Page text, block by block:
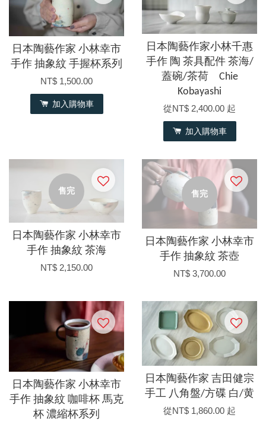
日本陶藝作家 小林幸市
手作 抽象紋 手握杯系列
NT$ 1,500.00
加入購物車
日本陶藝作家小林千惠
手作 陶 茶具配件 茶海/
蓋碗/茶荷 Chie
Kobayashi
從NT$ 2,400.00 起
加入購物車
售完
日本陶藝作家 小林幸市
手作 抽象紋 茶海
NT$ 2,150.00
售完
日本陶藝作家 小林幸市
手作 抽象紋 茶壺
NT$ 3,700.00
日本陶藝作家 小林幸市
手作 抽象紋 咖啡杯 馬克
杯 濃縮杯系列
日本陶藝作家 吉田健宗
手工 八角盤/方碟 白/黄
從NT$ 1,860.00 起